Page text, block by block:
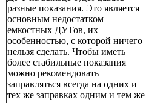
разные показания. Это является
основным недостатком
емкостных ДУТов, их
особенностью, с которой ничего
нельзя сделать. Чтобы иметь
более стабильные показания
можно рекомендовать
заправляться всегда на одних и
тех же заправках одним и тем же